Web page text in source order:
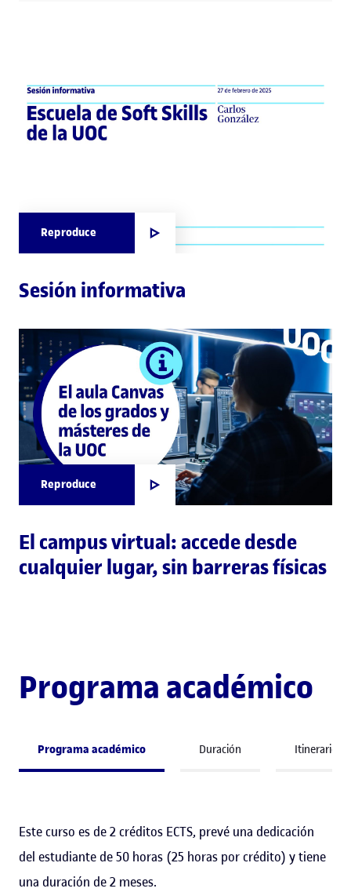
Reproduce
Sesión informativa
Reproduce
El campus virtual: accede desde
cualquier lugar, sin barreras físicas
Programa académico
Programa académico Duración Itinerario
Este curso es de 2 créditos ECTS, prevé una dedicación
del estudiante de 50 horas (25 horas por crédito) y tiene
una duración de 2 meses.